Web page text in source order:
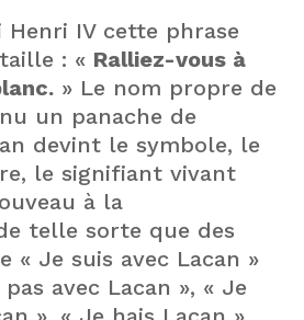
IV cette phrase
: « Ralliez-vous à
» Le nom propre de
un panache de
devint le symbole, le
le signifiant vivant
à la
telle sorte que des
« Je suis avec Lacan »
avec Lacan », « Je